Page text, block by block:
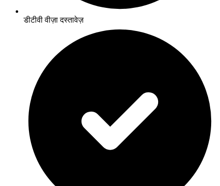
डीटीवी वीज़ा दस्तावेज़